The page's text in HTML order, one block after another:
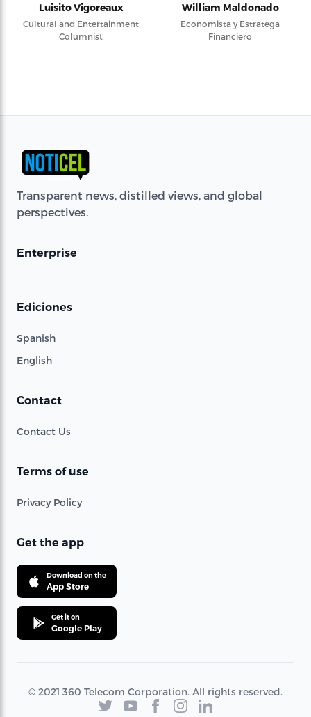
Luisito Vigoreaux
Cultural and Entertainment
Columnist
William Maldonado
Economista y Estratega
Financiero
Transparent news, distilled views, and global
perspectives.
Enterprise
Ediciones
Spanish
English
Contact
Contact Us
Terms of use
Privacy Policy
Get the app
Download on the
App Store
Get it on
Google Play
© 2021 360 Telecom Corporation. All rights reserved.